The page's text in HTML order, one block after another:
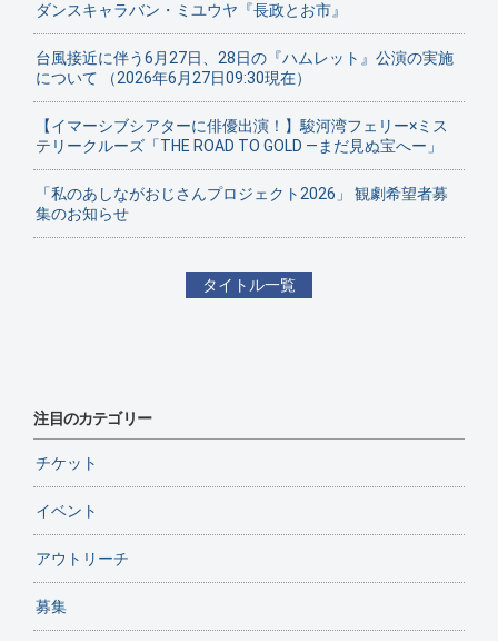
ダンスキャラバン・ミユウヤ『長政とお市』
台風接近に伴う6月27日、28日の『ハムレット』公演の実施
について （2026年6月27日09:30現在）
【イマーシブシアターに俳優出演！】駿河湾フェリー×ミス
テリークルーズ「THE ROAD TO GOLD ―まだ見ぬ宝へー」
「私のあしながおじさんプロジェクト2026」 観劇希望者募
集のお知らせ
タイトル一覧
注目のカテゴリー
チケット
イベント
アウトリーチ
募集